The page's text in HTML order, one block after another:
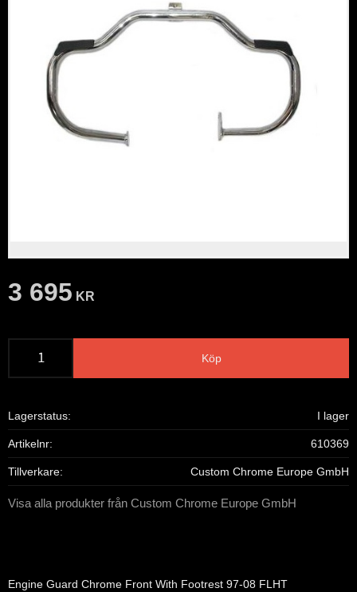
3 695 KR
Köp
Lagerstatus I lager
Artikelnr 610369
Tillverkare Custom Chrome Europe GmbH
Visa alla produkter från Custom Chrome Europe GmbH
Engine Guard Chrome Front With Footrest 97-08 FLHT